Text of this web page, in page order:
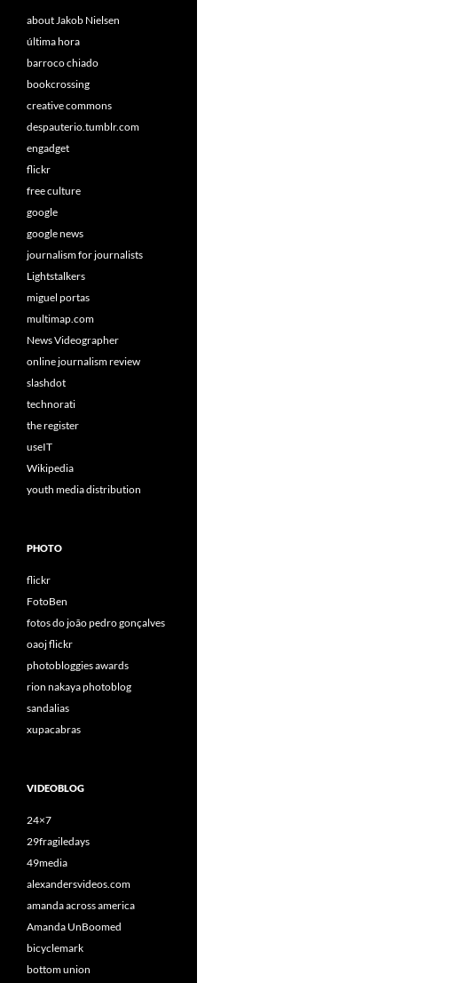
about Jakob Nielsen
última hora
barroco chiado
bookcrossing
creative commons
despauterio.tumblr.com
engadget
flickr
free culture
google
google news
journalism for journalists
Lightstalkers
miguel portas
multimap.com
News Videographer
online journalism review
slashdot
technorati
the register
useIT
Wikipedia
youth media distribution
PHOTO
flickr
FotoBen
fotos do joão pedro gonçalves
oaoj flickr
photobloggies awards
rion nakaya photoblog
sandalias
xupacabras
VIDEOBLOG
24×7
29fragiledays
49media
alexandersvideos.com
amanda across america
Amanda UnBoomed
bicyclemark
bottom union